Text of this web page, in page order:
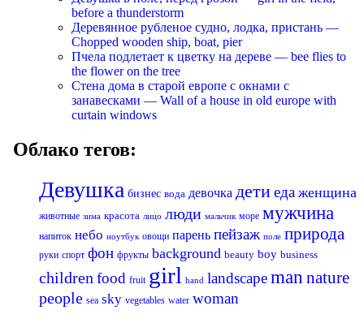
before a thunderstorm
Деревянное рубленое судно, лодка, пристань —
Chopped wooden ship, boat, pier
Пчела подлетает к цветку на дереве — bee flies to
the flower on the tree
Стена дома в старой европе с окнами с
занавесками — Wall of a house in old europe with
curtain windows
Облако тегов:
Девушка бизнес вода девочка детиеда женщина
животные зима красота лицо люди мальчик море мужчина
напиток небо ноутбук овощи парень пейзаж поле природа
руки спорт фон фрукты background beauty boy business
childrenfood fruit girl hand landscapeman nature
people sea sky vegetables water woman